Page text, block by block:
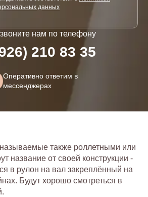
данных
нам по телефону
210 83 35
Оперативно ответим в
мессенджерах
также роллетными или
название от своей конструкции -
в рулон на вал закреплённый на
Будут хорошо смотреться в